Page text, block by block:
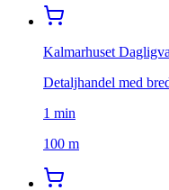
Kalmarhuset
Detaljhandel med
1 min
100 m